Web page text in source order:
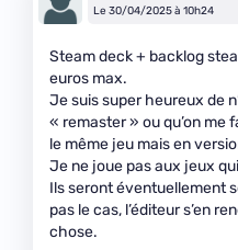
Le 30/04/2025 à 10h24
Steam deck + backlog
euros max.
Je suis super heureux de
« remaster » ou qu’on me
le même jeu mais en
Je ne joue pas aux jeux
Ils seront éventuellement
pas le cas, l’éditeur s’en
chose.